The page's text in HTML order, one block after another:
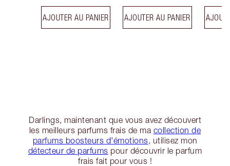
AJOUTER AU PANIER AJOUTER AU PANIER
Darlings, maintenant que vous avez découvert
les meilleurs parfums frais de ma collection de
parfums boosteurs d'émotions, utilisez mon
détecteur de parfums pour découvrir le parfum
frais fait pour vous !